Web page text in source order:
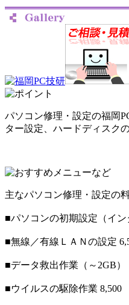
パソコン修理・設定の福岡
ター設定、ハードディスク
主なパソコン修理・設定の
■パソコンの初期設定（イ
■無線／有線ＬＡＮの設定
■データ救出作業（～2GB）
■ウイルスの駆除作業 8,500